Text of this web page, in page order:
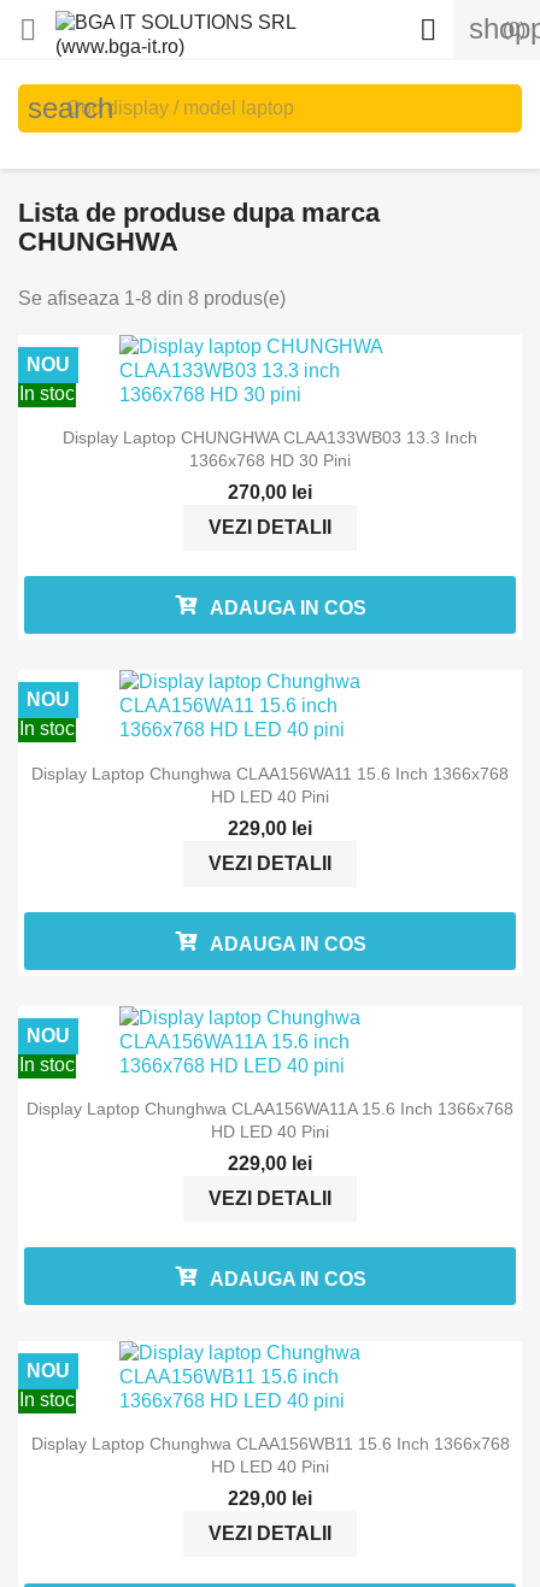
 (0)

search
Lista de produse dupa marca
CHUNGHWA
Se afiseaza 1-8 din 8 produs(e)
In stoc
Display Laptop CHUNGHWA CLAA133WB03 13.3 Inch
1366x768 HD 30 Pini
270,00 lei
VEZI DETALII
NOU
ADAUGA IN COS
In stoc
Display Laptop Chunghwa CLAA156WA11 15.6 Inch 1366x768
HD LED 40 Pini
229,00 lei
VEZI DETALII
NOU
ADAUGA IN COS
In stoc
Display Laptop Chunghwa CLAA156WA11A 15.6 Inch 1366x768
HD LED 40 Pini
229,00 lei
VEZI DETALII
NOU
ADAUGA IN COS
In stoc
Display Laptop Chunghwa CLAA156WB11 15.6 Inch 1366x768
HD LED 40 Pini
229,00 lei
VEZI DETALII
NOU